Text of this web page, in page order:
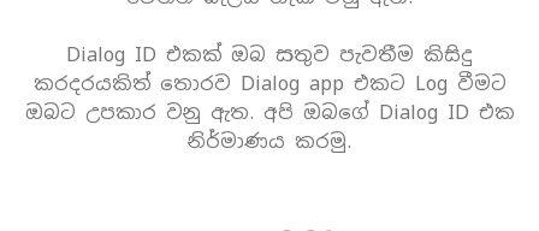
Dialog ID එකක් ඔබ සතුව පැවතීම කිසිදු
කරදරයකිත් තොරව Dialog app එකට Log වීමට
ඔබට උපකාර වනු ඇත. අපි ඔබගේ Dialog ID එක
නිර්මාණය කරමු.